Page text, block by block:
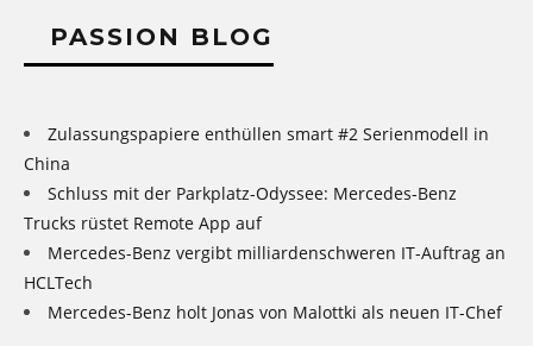
PASSION BLOG
Zulassungspapiere enthüllen smart #2 Serienmodell in
China
Schluss mit der Parkplatz-Odyssee: Mercedes-Benz
Trucks rüstet Remote App auf
Mercedes-Benz vergibt milliardenschweren IT-Auftrag an
HCLTech
Mercedes-Benz holt Jonas von Malottki als neuen IT-Chef